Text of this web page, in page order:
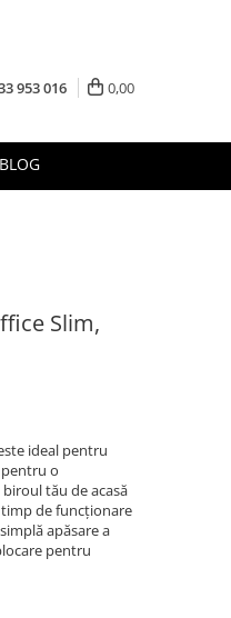
953 016 0,00
BLOG
Slim,
ideal pentru
o
tău de acasă
de funcționare
apăsare a
pentru